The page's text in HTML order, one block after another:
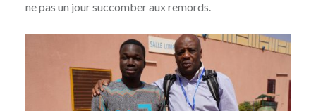
ne pas un jour succomber aux remords.